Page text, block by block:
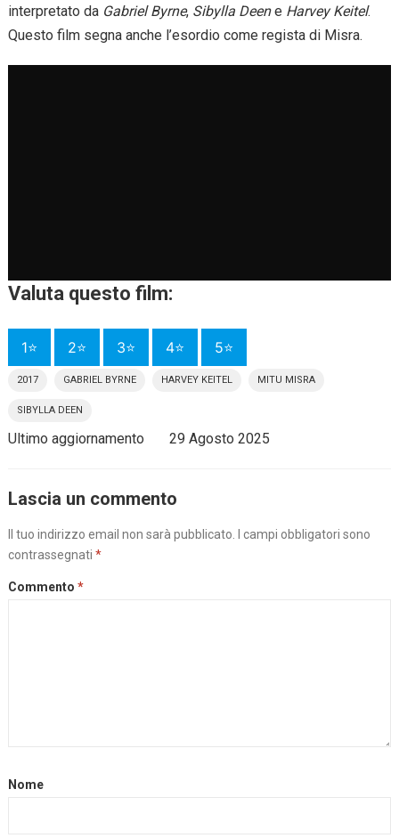
interpretato da Gabriel Byrne, Sibylla Deene Harvey Keitel.
Questo film segna anche l’esordio come regista di Misra.
Valuta questo film:
1⭐ 2⭐ 3⭐ 4⭐ 5⭐
2017 GABRIEL BYRNE HARVEY KEITEL MITU MISRA
SIBYLLA DEEN
Ultimo aggiornamento 29 Agosto 2025
Lascia un commento
Il tuo indirizzo email non sarà pubblicato.
I campi obbligatori sono
contrassegnati *
Commento *
Nome